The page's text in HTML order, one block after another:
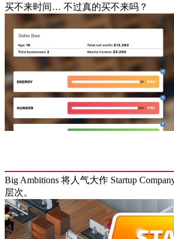
买不来时间… 不过真的买不来吗？
Big Ambitions 将人气大作 Startup
层次。